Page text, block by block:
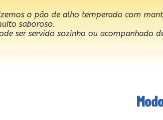
o pão de alho temperado com
saboroso.
ser servido sozinho ou acompanhado